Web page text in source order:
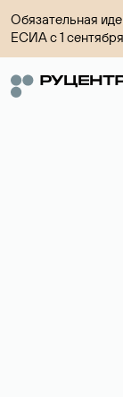
Обязательная
ЕСИА с 1